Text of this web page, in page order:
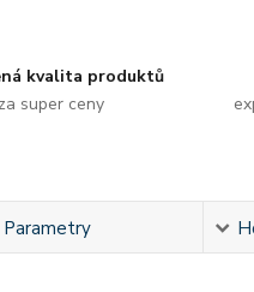
kvalita produktů
za super ceny
Parametry